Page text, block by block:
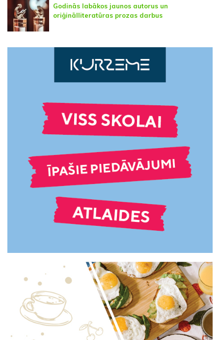
Godinās labākos jaunos autorus un
oriģinālliteratūras prozas darbus